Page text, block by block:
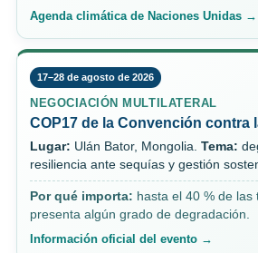
Agenda climática de Naciones Unidas →
17–28 de agosto de 2026
NEGOCIACIÓN MULTILATERAL
COP17 de la Convención contra
Lugar: Ulán Bator, Mongolia. Tema:
resiliencia ante sequías y gestión
Por qué importa: hasta el 40 % de
presenta algún grado de degradación.
Información oficial del evento →